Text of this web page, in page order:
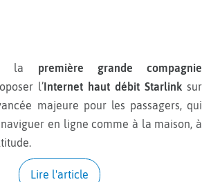
la première grande compagnie
l’Internet haut débit Starlink sur
majeure pour les passagers, qui
en ligne comme à la maison, à
Lire l'article